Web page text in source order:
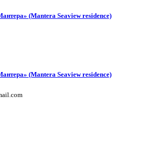
(Mantera Seaview rеsidence)
(Mantera Seaview rеsidence)